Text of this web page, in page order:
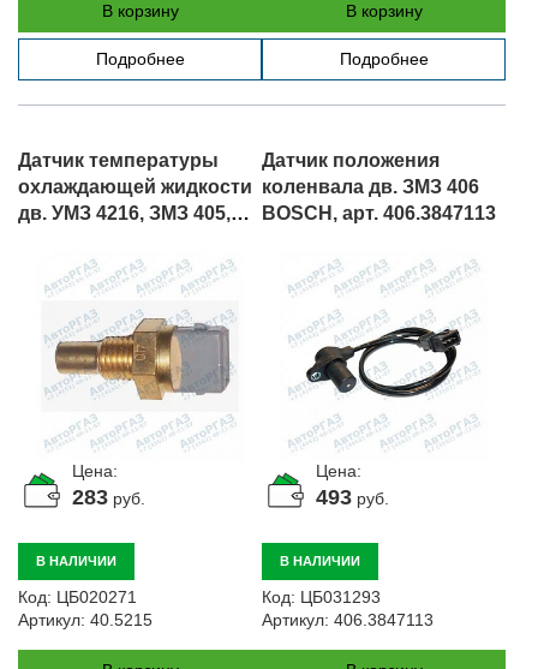
В корзину
Подробнее
В корзину
Подробнее
Датчик температуры
охлаждающей жидкости
дв. УМЗ 4216, ЗМЗ 405,
40.5215
Цена:
283 руб.
В НАЛИЧИИ
Код: ЦБ020271
Артикул: 40.5215
Датчик положения
коленвала дв. ЗМЗ 406
BOSCH, арт. 406.3847113
Цена:
493 руб.
В НАЛИЧИИ
Код: ЦБ031293
Артикул: 406.3847113